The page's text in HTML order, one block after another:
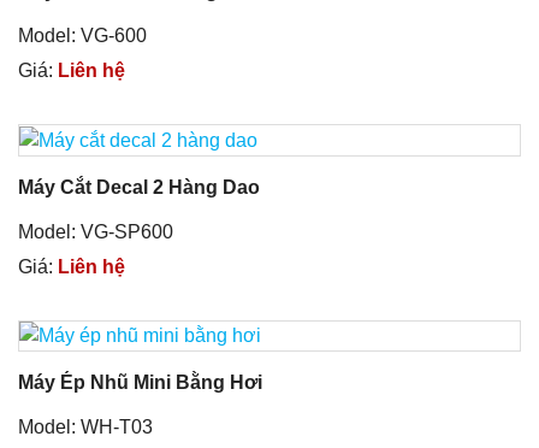
Model: VG-600
Giá: Liên hệ
Máy Cắt Decal 2 Hàng Dao
Model: VG-SP600
Giá: Liên hệ
Máy Ép Nhũ Mini Bằng Hơi
Model: WH-T03